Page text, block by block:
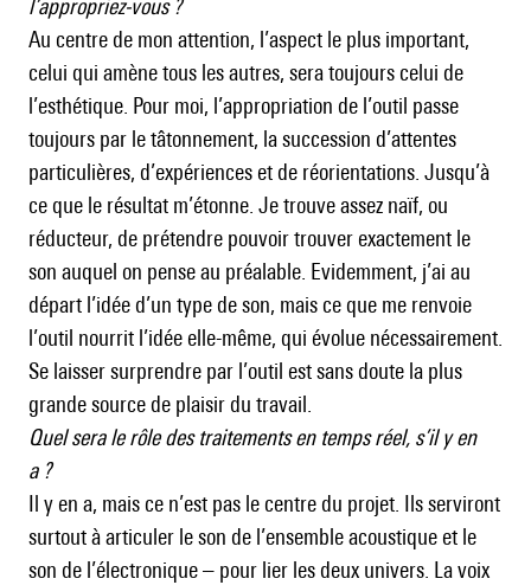
l’appropriez-vous ?
Au centre de mon attention, l’aspect le plus important,
celui qui amène tous les autres, sera toujours celui de
l’esthétique. Pour moi, l’appropriation de l’outil passe
toujours par le tâtonnement, la succession d’attentes
particulières, d’expériences et de réorientations. Jusqu’à
ce que le résultat m’étonne. Je trouve assez naïf, ou
réducteur, de prétendre pouvoir trouver exactement le
son auquel on pense au préalable. Evidemment, j’ai au
départ l’idée d’un type de son, mais ce que me renvoie
l’outil nourrit l’idée elle-même, qui évolue nécessairement.
Se laisser surprendre par l’outil est sans doute la plus
grande source de plaisir du travail.
Quel sera le rôle des traitements en temps réel, s’il y en
a ?
Il y en a, mais ce n’est pas le centre du projet. Ils serviront
surtout à articuler le son de l’ensemble acoustique et le
son de l’électronique – pour lier les deux univers. La voix